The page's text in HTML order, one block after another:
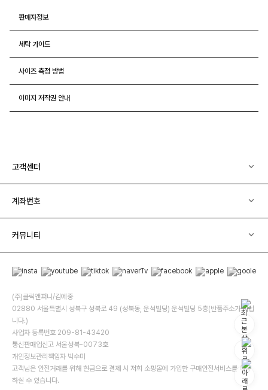
판매자정보
세탁 가이드
사이즈 측정 방법
이미지 저작권 안내
고객센터
계좌번호
커뮤니티
(주)클릭앤퍼니/김예중
02880 서울특별시 성북구 성북로 49 (성북동, 운석빌딩) 운석빌딩 5층(반품주소가 아닙
니다.)
사업자 등록번호 209-81-43420
통신판매업신고 서울성북-0073호
개인정보관리책임자 박수미
고객님은 안전거래를 위해 현금으로 결제 시 저희 소핑몰에 가입한 구매안전서비스를 이용
하실 수 있습니다.